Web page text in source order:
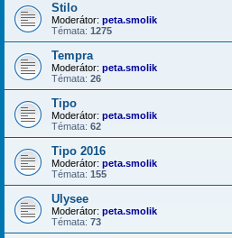
Stilo
Moderátor: peta.smolik
Témata: 1275
Tempra
Moderátor: peta.smolik
Témata: 26
Tipo
Moderátor: peta.smolik
Témata: 62
Tipo 2016
Moderátor: peta.smolik
Témata: 155
Ulysee
Moderátor: peta.smolik
Témata: 73